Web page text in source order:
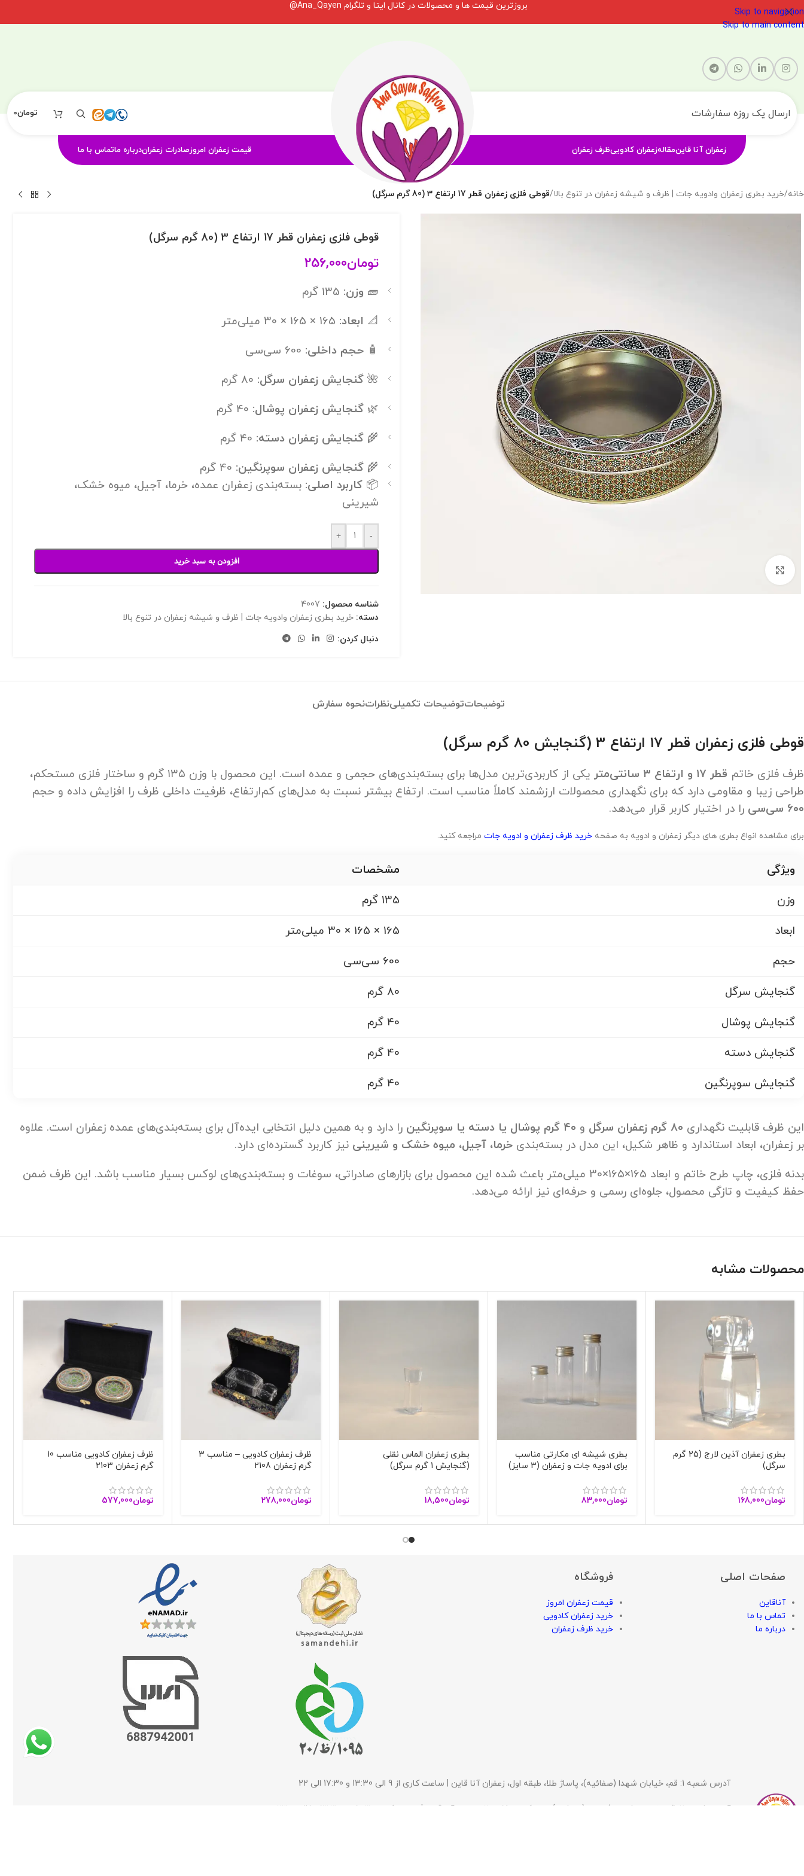
Skip to navigation
Skip to main content
بروزترین قیمت ها و محصولات در کانال ایتا و تلگرام Ana_Qayen@
ارسال یک روزه سفارشات تومان0
زعفران آنا قاینمقالهزعفران کادوییظرف زعفران قیمت زعفران امروزصادرات زعفراندرباره ماتماس با ما
خانه/خرید بطری زعفران وادویه جات | ظرف و شیشه زعفران در تنوع بالا/قوطی فلزی زعفران قطر 17 ارتفاع 3 (80 گرم سرگل)
قوطی فلزی زعفران قطر 17 ارتفاع 3 (80 گرم سرگل)
تومان256,000
🧱 وزن:
📐 ابعاد:
🧴 حجم داخلی:
🌺 گنجایش زعفران سرگل:
🌿 گنجایش زعفران پوشال:
🌾 گنجایش زعفران دسته:
🌾 گنجایش زعفران سوپرنگين:
📦 کاربرد اصلی: بسته‌بندی زعفران عمده، خرما، آجیل، میوه خشک،
شیرینی
-
+
افزودن به سبد خرید
شناسه محصول: 4007
دسته: خرید بطری زعفران وادویه جات | ظرف و شیشه زعفران در تنوع بالا
دنبال کردن:
توضیحاتتوضیحات تکمیلینظراتنحوه سفارش
قوطی فلزی زعفران قطر 17 ارتفاع 3 (گنجایش 80 گرم سرگل)
ظرف فلزی خاتم قطر ۱۷ و ارتفاع ۳ سانتی‌متر
یکی از کاربردی‌ترین مدل‌ها برای بسته‌بندی‌های حجمی و عمده است. این محصول با وزن ۱۳۵ گرم و ساختار فلزی مستحکم،
طراحی زیبا و مقاومی دارد که برای نگهداری محصولات ارزشمند کاملاً مناسب است. ارتفاع بیشتر نسبت به مدل‌های کم‌ارتفاع، ظرفیت داخلی ظرف را افزایش داده و حجم
۶۰۰ سی‌سی
را در اختیار کاربر قرار می‌دهد.
برای مشاهده انواع بطری های دیگر زعفران و ادویه به صفحه خرید ظرف زعفران و ادویه جات مراجعه کنید.
ویژگی
مشخصات
وزن
135 گرم
ابعاد
165 × 165 × 30 میلی‌متر
حجم
600 سی‌سی
گنجایش سرگل
80 گرم
گنجایش پوشال
40 گرم
گنجایش دسته
40 گرم
گنجایش سوپرنگین
40 گرم
این ظرف قابلیت نگهداری ۸۰ گرم زعفران سرگل و ۴۰ گرم پوشال یا دسته یا سوپرنگین
را دارد و به همین دلیل انتخابی ایده‌آل برای بسته‌بندی‌های عمده زعفران است. علاوه
بر زعفران، ابعاد استاندارد و ظاهر شکیل، این مدل در بسته‌بندی خرما، آجیل، میوه خشک و شیرینی نیز کاربرد گسترده‌ای دارد.
بدنه فلزی، چاپ طرح خاتم و ابعاد 165×165×30 میلی‌متر باعث شده این محصول برای بازارهای صادراتی، سوغات و بسته‌بندی‌های لوکس بسیار مناسب باشد. این ظرف ضمن
حفظ کیفیت و تازگی محصول، جلوه‌ای رسمی و حرفه‌ای نیز ارائه می‌دهد.
محصولات مشابه
بطری زعفران آذین لارج (25 گرم
سرگل)
تومان168,000
بطری شیشه ای مکارتی مناسب
برای ادویه جات و زعفران (3 سایز)
تومان83,000
بطری زعفران الماس نقلی
(گنجایش 1 گرم سرگل)
تومان18,500
ظرف زعفران کادویی – مناسب 3
گرم زعفران 2108
تومان278,000
ظرف زعفران کادویی مناسب 10
گرم زعفران 2103
تومان577,000
صفحات اصلی
آناقاین
تماس با ما
درباره ما
فروشگاه
قیمت زعفران امروز
خرید زعفران کادویی
خرید ظرف زعفران
آدرس شعبه 1: قم، خیابان شهدا (صفائیه)، پاساژ طلا، طبقه اول، زعفران آنا قاین | ساعت کاری از 9 الی 13:30 و 17:30 الی 22
آدرس شعبه 2: قم، خیابان شهید فاطمی (دورشهر)، بین کوچه 18 و 20، زعفران آنا قاین | ساعت کاری 10:30 الی 13:30 و 17 الی 23